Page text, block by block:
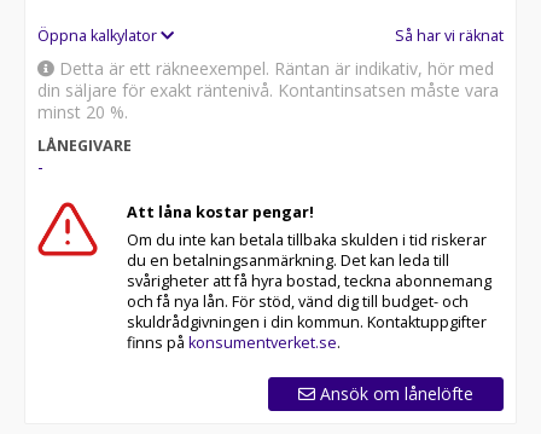
Öppna kalkylator Så har vi räknat
Detta är ett räkneexempel. Räntan är indikativ, hör med
din säljare för exakt räntenivå. Kontantinsatsen måste vara
minst 20 %.
LÅNEGIVARE
-
Att låna kostar pengar!
Om du inte kan betala tillbaka skulden i tid riskerar
du en betalningsanmärkning. Det kan leda till
svårigheter att få hyra bostad, teckna abonnemang
och få nya lån. För stöd, vänd dig till budget- och
skuldrådgivningen i din kommun. Kontaktuppgifter
finns på konsumentverket.se.
Ansök om lånelöfte